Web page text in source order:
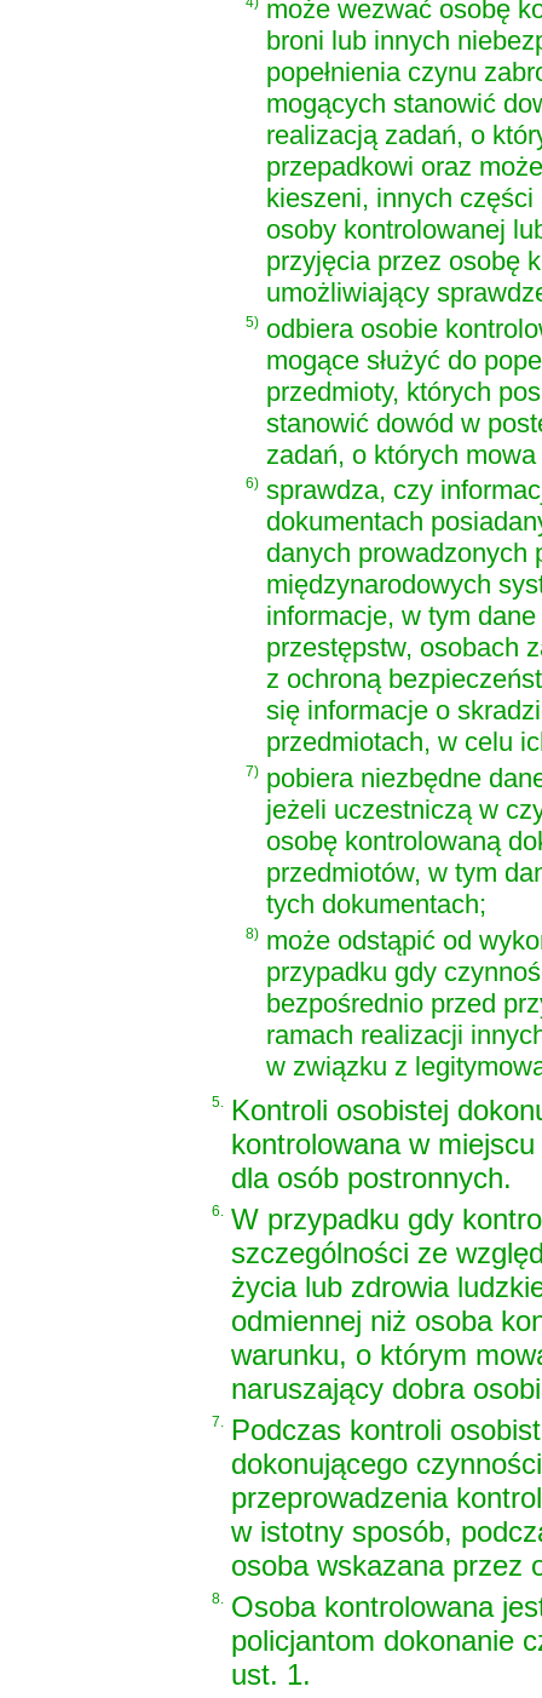
może wezwać osobę
broni lub innych
popełnienia czynu
mogących stanowić
realizacją zadań, o
przepadkowi oraz
kieszeni, innych
osoby kontrolowanej
przyjęcia przez osobę
umożliwiający
5) odbiera osobie
mogące służyć do
przedmioty, których
stanowić dowód w
zadań, o których
6) sprawdza, czy
dokumentach
danych prowadzonych
międzynarodowych
informacje, w tym
przestępstw, osobach
z ochroną
się informacje o
przedmiotach, w celu
7) pobiera niezbędne
jeżeli uczestniczą w
osobę kontrolowaną
przedmiotów, w tym
tych dokumentach;
8) może odstąpić od
przypadku gdy
bezpośrednio przed
ramach realizacji
w związku z
5. Kontroli osobistej
kontrolowana w
dla osób postronnych.
6. W przypadku gdy
szczególności ze
życia lub zdrowia
odmiennej niż osoba
warunku, o którym
naruszający dobra
7. Podczas kontroli
dokonującego
przeprowadzenia
w istotny sposób,
osoba wskazana przez
8. Osoba kontrolowana
policjantom dokonanie
ust. 1.